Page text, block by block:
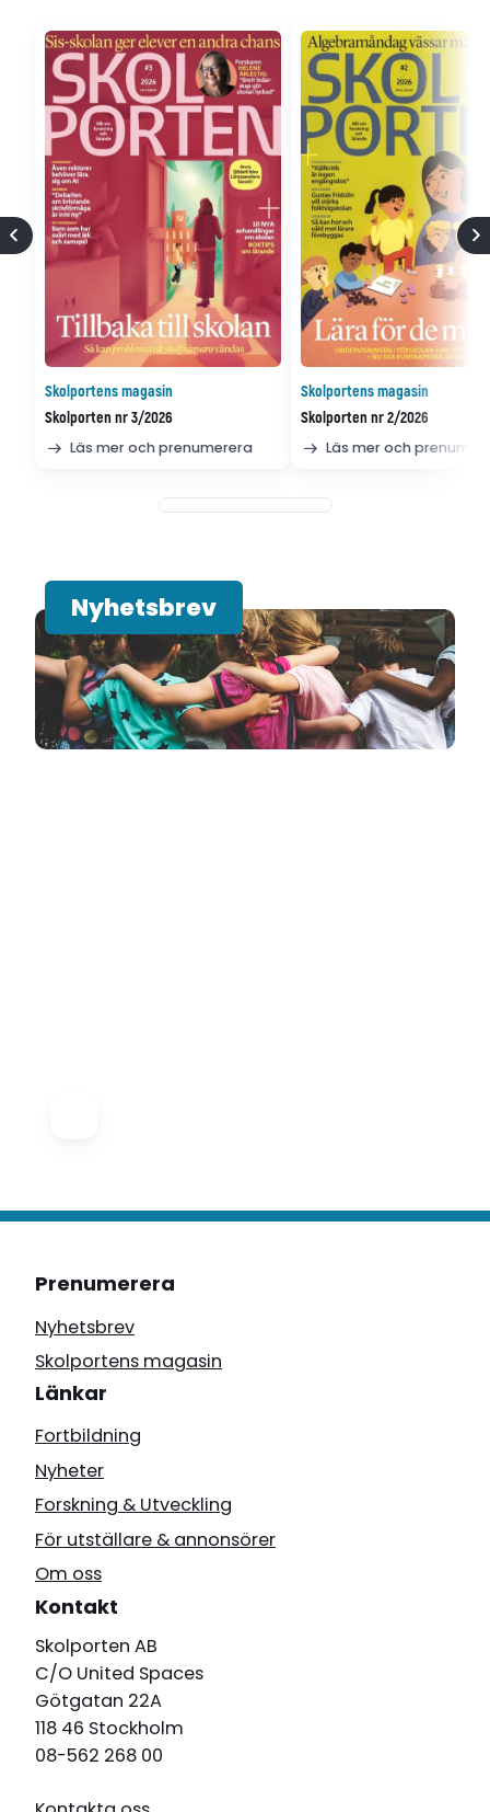
Skolportens magasin
Skolporten nr 3/2026
Läs mer och prenumerera
Skolportens magasin
Skolporten nr 2/2026
Läs mer och
Nyhetsbrev
Prenumerera
Nyhetsbrev
Skolportens magasin
Länkar
Fortbildning
Nyheter
Forskning & Utveckling
För utställare & annonsörer
Om oss
Kontakt
Skolporten AB
C/O United Spaces
Götgatan 22A
118 46 Stockholm
08-562 268 00